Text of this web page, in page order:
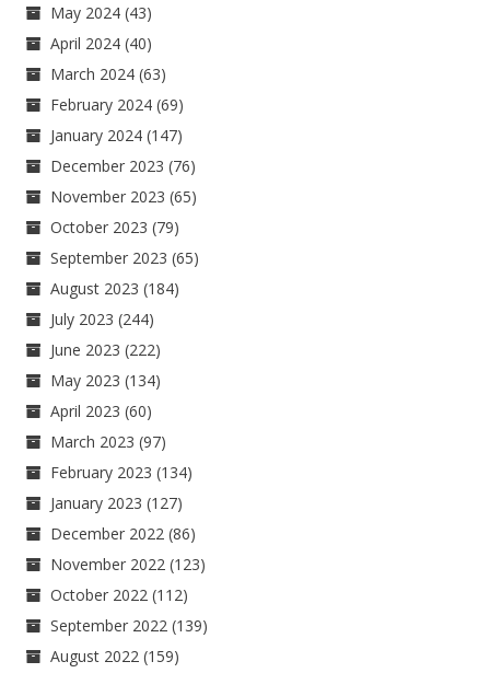
May 2024 (43)
April 2024 (40)
March 2024 (63)
February 2024 (69)
January 2024 (147)
December 2023 (76)
November 2023 (65)
October 2023 (79)
September 2023 (65)
August 2023 (184)
July 2023 (244)
June 2023 (222)
May 2023 (134)
April 2023 (60)
March 2023 (97)
February 2023 (134)
January 2023 (127)
December 2022 (86)
November 2022 (123)
October 2022 (112)
September 2022 (139)
August 2022 (159)